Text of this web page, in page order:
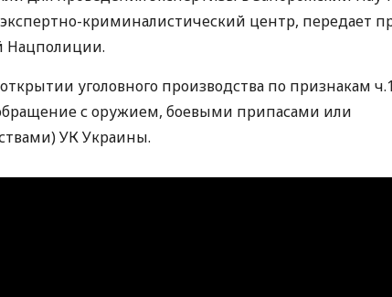
криминалистический центр, передает
Нацполиции.
уголовного производства по признакам ч.1
с оружием, боевыми припасами или
УК Украины.